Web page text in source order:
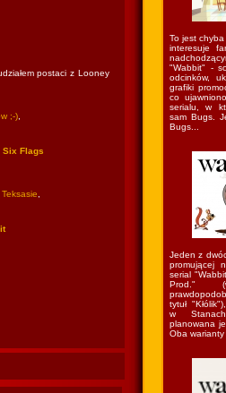
postaci z Looney
;-)
Six Flags
To jest
interesuje
"Wabbit" -
odcinków,
grafiki
co
serialu, w
sam Bugs.
Bugs...
Jeden z
promującej
serial
Prod."
tytuł
w Stanach
planowana
Oba warianty